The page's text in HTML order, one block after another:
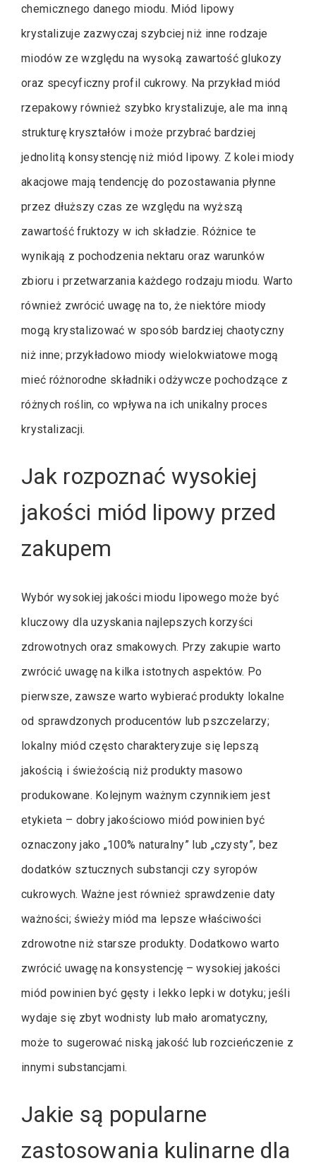
chemicznego danego miodu. Miód lipowy
krystalizuje zazwyczaj szybciej niż inne rodzaje
miodów ze względu na wysoką zawartość glukozy
oraz specyficzny profil cukrowy. Na przykład miód
rzepakowy również szybko krystalizuje, ale ma inną
strukturę kryształów i może przybrać bardziej
jednolitą konsystencję niż miód lipowy. Z kolei miody
akacjowe mają tendencję do pozostawania płynne
przez dłuższy czas ze względu na wyższą
zawartość fruktozy w ich składzie. Różnice te
wynikają z pochodzenia nektaru oraz warunków
zbioru i przetwarzania każdego rodzaju miodu. Warto
również zwrócić uwagę na to, że niektóre miody
mogą krystalizować w sposób bardziej chaotyczny
niż inne; przykładowo miody wielokwiatowe mogą
mieć różnorodne składniki odżywcze pochodzące z
różnych roślin, co wpływa na ich unikalny proces
krystalizacji.
Jak rozpoznać wysokiej
jakości miód lipowy przed
zakupem
Wybór wysokiej jakości miodu lipowego może być
kluczowy dla uzyskania najlepszych korzyści
zdrowotnych oraz smakowych. Przy zakupie warto
zwrócić uwagę na kilka istotnych aspektów. Po
pierwsze, zawsze warto wybierać produkty lokalne
od sprawdzonych producentów lub pszczelarzy;
lokalny miód często charakteryzuje się lepszą
jakością i świeżością niż produkty masowo
produkowane. Kolejnym ważnym czynnikiem jest
etykieta – dobry jakościowo miód powinien być
oznaczony jako „100% naturalny” lub „czysty”, bez
dodatków sztucznych substancji czy syropów
cukrowych. Ważne jest również sprawdzenie daty
ważności; świeży miód ma lepsze właściwości
zdrowotne niż starsze produkty. Dodatkowo warto
zwrócić uwagę na konsystencję – wysokiej jakości
miód powinien być gęsty i lekko lepki w dotyku; jeśli
wydaje się zbyt wodnisty lub mało aromatyczny,
może to sugerować niską jakość lub rozcieńczenie z
innymi substancjami.
Jakie są popularne
zastosowania kulinarne dla